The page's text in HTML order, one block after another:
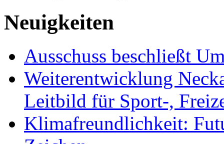
Neuigkeiten
Ausschuss beschließt
Weiterentwicklung
Leitbild für Sport-,
Klimafreundlichkeit: